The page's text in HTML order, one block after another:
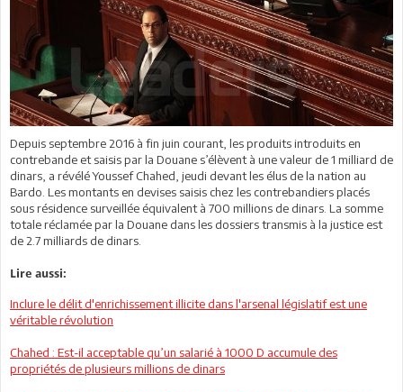
Depuis septembre 2016 à fin juin courant, les produits introduits en
contrebande et saisis par la Douane s’élèvent à une valeur de 1 milliard de
dinars, a révélé Youssef Chahed, jeudi devant les élus de la nation au
Bardo. Les montants en devises saisis chez les contrebandiers placés
sous résidence surveillée équivalent à 700 millions de dinars. La somme
totale réclamée par la Douane dans les dossiers transmis à la justice est
de 2.7 milliards de dinars.
Lire aussi:
Inclure le délit d'enrichissement illicite dans l'arsenal législatif est une
véritable révolution
Chahed : Est-il acceptable qu’un salarié à 1000 D accumule des
propriétés de plusieurs millions de dinars